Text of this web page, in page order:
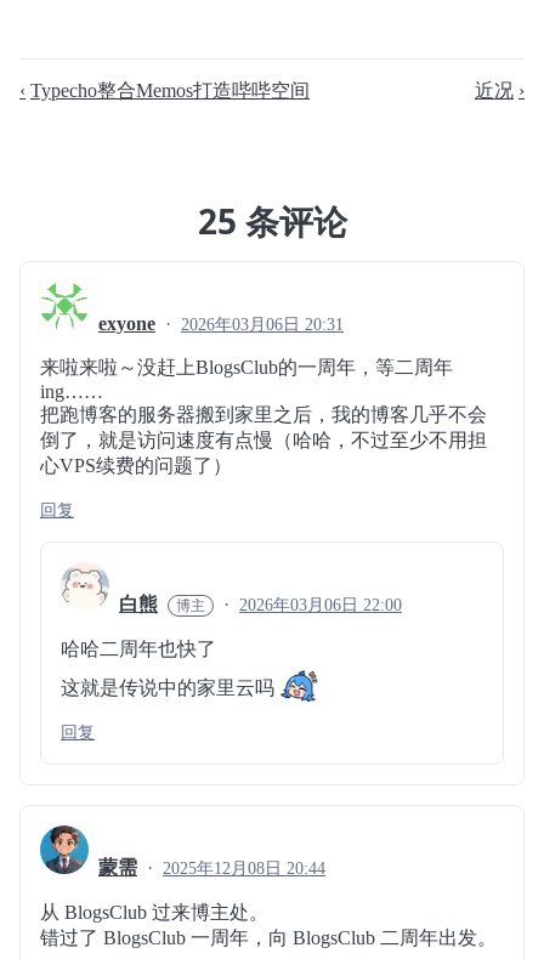
Typecho整合Memos打造哔哔空间 近况
25 条评论
exyone 2026年03月06日 20:31
来啦来啦～没赶上BlogsClub的一周年，等二周年
ing……
把跑博客的服务器搬到家里之后，我的博客几乎不会
倒了，就是访问速度有点慢（哈哈，不过至少不用担
心VPS续费的问题了）
回复
白熊 2026年03月06日 22:00
哈哈二周年也快了
这就是传说中的家里云吗
回复
蒙需 2025年12月08日 20:44
从 BlogsClub 过来博主处。
错过了 BlogsClub 一周年，向 BlogsClub 二周年出发。